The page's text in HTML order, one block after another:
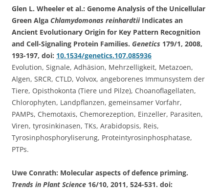
Glen L. Wheeler et al.: Genome Analysis of the Unicellular
Green Alga Chlamydomonas reinhardtiiIndicates an
Ancient Evolutionary Origin for Key Pattern Recognition
and Cell-Signaling Protein Families. Genetics 179/1, 2008,
193-197, doi: 10.1534/genetics.107.085936
Evolution, Signale, Adhäsion, Mehrzelligkeit, Metazoen,
Algen, SRCR, CTLD, Volvox, angeborenes Immunsystem der
Tiere, Opisthokonta (Tiere und Pilze), Choanoflagellaten,
Chlorophyten, Landpflanzen, gemeinsamer Vorfahr,
PAMPs, Chemotaxis, Chemorezeption, Einzeller, Parasiten,
Viren, tyrosinkinasen, TKs, Arabidopsis, Reis,
Tyrosinphosphoryliserung, Proteintyrosinphosphatase,
PTPs.
Uwe Conrath: Molecular aspects of defence priming.
Trends in Plant Science 16/10, 2011, 524-531. doi: